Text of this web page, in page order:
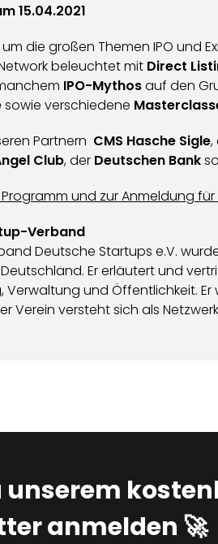
15.04.2021
die großen Themen IPO und
beleuchtet mit Direct
IPO-Mythosauf den
sowie verschiedene
Partnern CMS Hasche Sigle,
Club, der Deutschen Bank
und zur Anmeldung für
Verband
Deutsche Startups e.V.
Er erläutert und
Verwaltung und Öffentlichkeit.
Verein versteht sich als
unserem
anmelden 🚀